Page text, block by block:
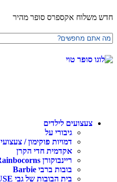
חדש משלוח אקספרס סופר מהיר
צעצועים לילדים
גיבורי על
דמויות פוקימון / צעצועי POKEMON
אקדמית חדי הקרן
ריינבוקורן Rainbocorns
בובות ברבי Barbie
בית הבובות של גבי GABBY'S DOLLHOUSE